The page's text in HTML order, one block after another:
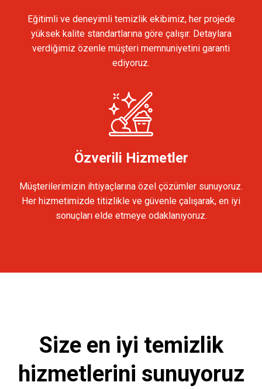
Eğitimli ve deneyimli temizlik ekibimiz, her projede
yüksek kalite standartlarına göre çalışır. Detaylara
verdiğimiz özenle müşteri memnuniyetini garanti
ediyoruz.
Özverili Hizmetler
Müşterilerimizin ihtiyaçlarına özel çözümler sunuyoruz.
Her hizmetimizde titizlikle ve güvenle çalışarak, en iyi
sonuçları elde etmeye odaklanıyoruz.
Size en iyi temizlik
hizmetlerini sunuyoruz